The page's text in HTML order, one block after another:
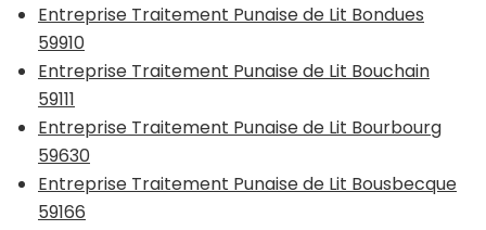
Entreprise Traitement Punaise de Lit Bondues
59910
Entreprise Traitement Punaise de Lit Bouchain
59111
Entreprise Traitement Punaise de Lit Bourbourg
59630
Entreprise Traitement Punaise de Lit Bousbecque
59166